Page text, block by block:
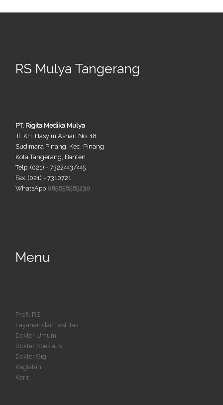
RS Mulya Tangerang
PT. Rigita Medika Mulya
Jl. KH. Hasyim Ashari No. 18
Sudimara Pinang, Kec. Pinang
Kota Tangerang, Banten
Telp. (021) - 7322443/445
Fax. (021) - 7310721
WhatsApp 085656565230
Menu
Profil RS
Layanan dan Fasilitas
Dokter Umum
Dokter Spesialis
Dokter Gigi
Kegiatan
Karir